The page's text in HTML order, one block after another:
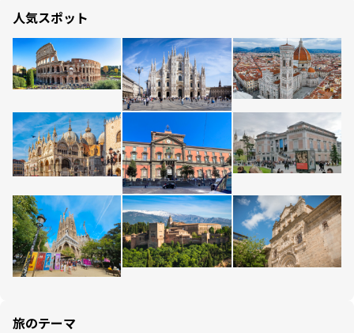
人気スポット
旅のテーマ